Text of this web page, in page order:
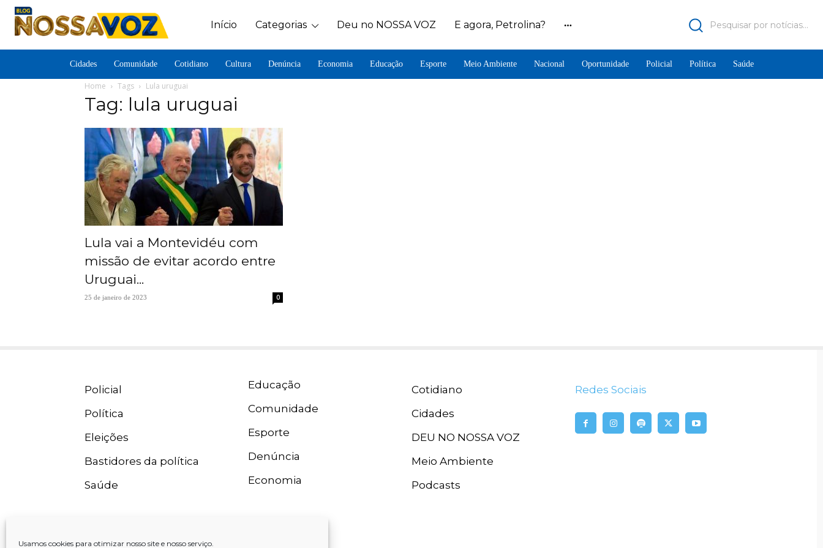
Usamos cookies para otimizar nosso site e nosso serviço.
Início Categorias Deu no NOSSA VOZ E agora, Petrolina? Pesquisar por notícias...
Cidades Comunidade Cotidiano Cultura Denúncia Economia Educação Esporte Meio Ambiente Nacional Oportunidade Policial Política Saúde
Home Tags Lula uruguai
Tag: lula uruguai
Lula vai a Montevidéu com
missão de evitar acordo entre
Uruguai...
25 de janeiro de 2023 0
Policial
Política
Eleições
Bastidores da política
Saúde
Educação
Comunidade
Esporte
Denúncia
Economia
Cotidiano
Cidades
DEU NO NOSSA VOZ
Meio Ambiente
Podcasts
Redes Sociais